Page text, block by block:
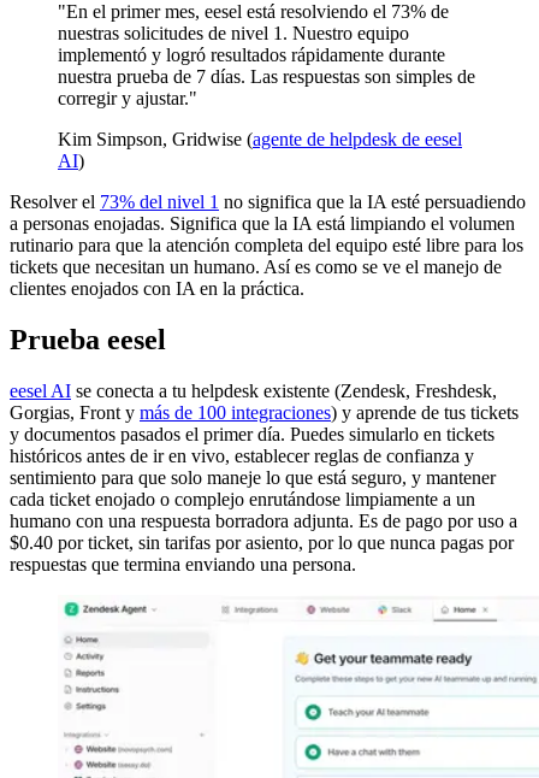
"En el primer mes, eesel está resolviendo el 73% de
nuestras solicitudes de nivel 1. Nuestro equipo
implementó y logró resultados rápidamente durante
nuestra prueba de 7 días. Las respuestas son simples de
corregir y ajustar."
Kim Simpson, Gridwise (agente de helpdesk de eesel
AI)
Resolver el 73% del nivel 1 no significa que la IA esté persuadiendo
a personas enojadas. Significa que la IA está limpiando el volumen
rutinario para que la atención completa del equipo esté libre para los
tickets que necesitan un humano. Así es como se ve el manejo de
clientes enojados con IA en la práctica.
Prueba eesel
eesel AI se conecta a tu helpdesk existente (Zendesk, Freshdesk,
Gorgias, Front y más de 100 integraciones) y aprende de tus tickets
y documentos pasados el primer día. Puedes simularlo en tickets
históricos antes de ir en vivo, establecer reglas de confianza y
sentimiento para que solo maneje lo que está seguro, y mantener
cada ticket enojado o complejo enrutándose limpiamente a un
humano con una respuesta borradora adjunta. Es de pago por uso a
$0.40 por ticket, sin tarifas por asiento, por lo que nunca pagas por
respuestas que termina enviando una persona.